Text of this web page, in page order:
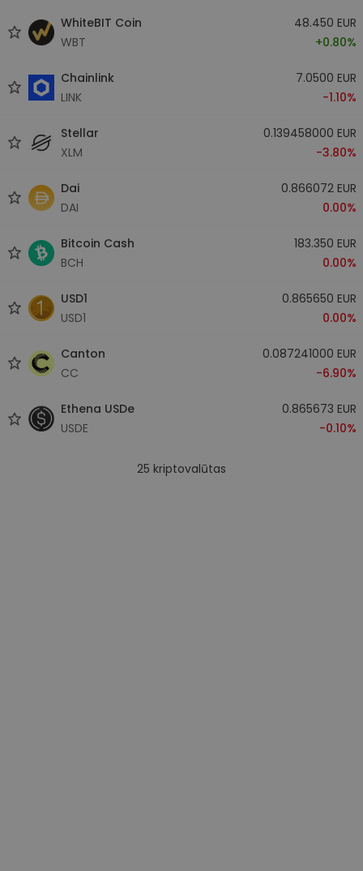
WhiteBIT Coin
WBT
48.450 EUR
+0.80%
Chainlink
LINK
7.0500 EUR
-1.10%
Stellar
XLM
0.139458000 EUR
-3.80%
Dai
DAI
0.866072 EUR
0.00%
Bitcoin Cash
BCH
183.350 EUR
0.00%
USD1
USD1
0.865650 EUR
0.00%
Canton
CC
0.087241000 EUR
-6.90%
Ethena USDe
USDE
0.865673 EUR
-0.10%
25 kriptovalūtas